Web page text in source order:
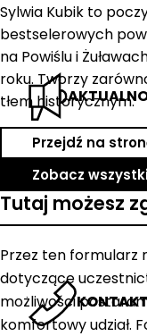
Sylwia Kubik to
bestselerowych
na Powiślu i
roku. Tworzy
tłem historycznym.
Przejdź na
Zobacz
Tutaj możesz
Przez ten formularz
dotyczące
możliwości
komfortowy udział.